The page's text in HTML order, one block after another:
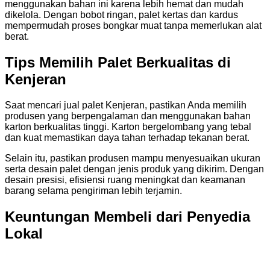
menggunakan bahan ini karena lebih hemat dan mudah
dikelola. Dengan bobot ringan, palet kertas dan kardus
mempermudah proses bongkar muat tanpa memerlukan alat
berat.
Tips Memilih Palet Berkualitas di
Kenjeran
Saat mencari jual palet Kenjeran, pastikan Anda memilih
produsen yang berpengalaman dan menggunakan bahan
karton berkualitas tinggi. Karton bergelombang yang tebal
dan kuat memastikan daya tahan terhadap tekanan berat.
Selain itu, pastikan produsen mampu menyesuaikan ukuran
serta desain palet dengan jenis produk yang dikirim. Dengan
desain presisi, efisiensi ruang meningkat dan keamanan
barang selama pengiriman lebih terjamin.
Keuntungan Membeli dari Penyedia
Lokal